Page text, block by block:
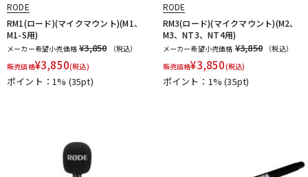
RODE
RM1(ロード)(マイクマウント)(M1、
M1-S用)
メーカー希望小売価格 ¥3,850
（税込）
販売価格¥3,850(税込)
ポイント：1% (35pt)
RODE
RM3(ロード)(マイクマウント)(M2、
M3、NT3、NT4用)
メーカー希望小売価格 ¥3,850
（税込）
販売価格¥3,850(税込)
ポイント：1%(35pt)